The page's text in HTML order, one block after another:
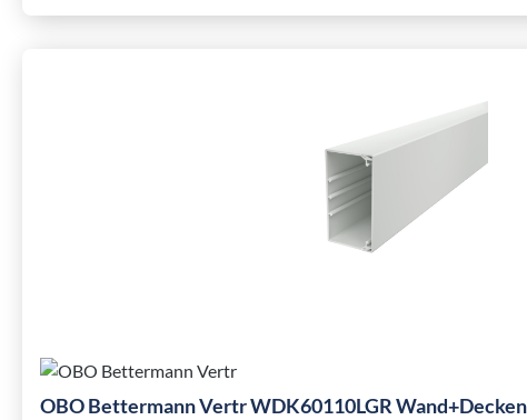
OBO Bettermann Vertr WDK60110LGR